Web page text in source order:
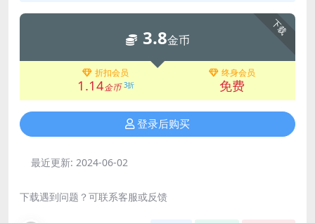
下载
3.8金币
折扣会员
1.14金币 3折
终身会员
免费
登录后购买
最近更新: 2024-06-02
下载遇到问题？可联系客服或反馈